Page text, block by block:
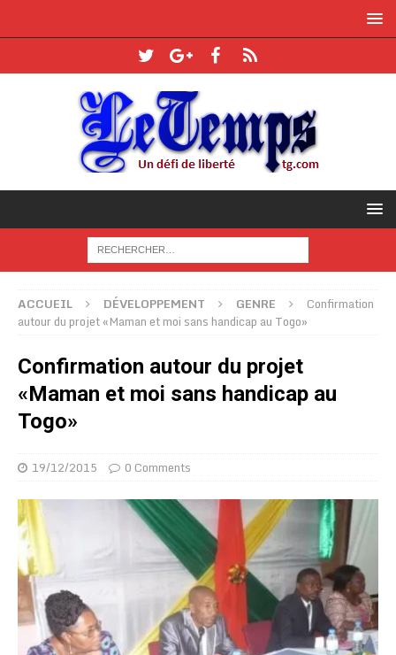
ACCUEIL DÉVELOPPEMENT GENRE
Confirmation
autour du projet «Maman et moi sans handicap au Togo»
Confirmation autour du projet
«Maman et moi sans handicap au
Togo»
19/12/2015 0 Comments